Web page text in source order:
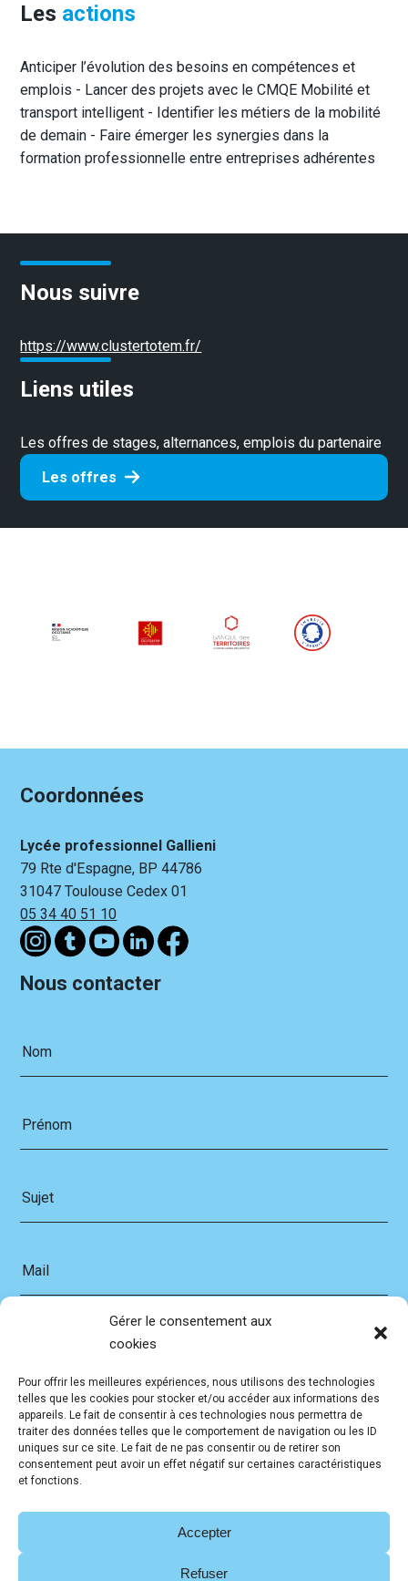
Gérer le consentement aux
cookies
Pour offrir les meilleures expériences, nous utilisons des technologies
telles que les cookies pour stocker et/ou accéder aux informations des
appareils. Le fait de consentir à ces technologies nous permettra de
traiter des données telles que le comportement de navigation ou les ID
uniques sur ce site. Le fait de ne pas consentir ou de retirer son
consentement peut avoir un effet négatif sur certaines caractéristiques
et fonctions.
Accepter
Refuser
Les actions
Anticiper l’évolution des besoins en compétences et
emplois - Lancer des projets avec le CMQE Mobilité et
transport intelligent - Identifier les métiers de la mobilité
de demain - Faire émerger les synergies dans la
formation professionnelle entre entreprises adhérentes
Nous suivre
https://www.clustertotem.fr/
Liens utiles
Les offres de stages, alternances, emplois du partenaire
Les offres
Coordonnées
Lycée professionnel Gallieni
79 Rte d'Espagne, BP 44786
31047 Toulouse Cedex 01
05 34 40 51 10
Nous contacter
Nom
Prénom
Sujet
Mail
En soumettant ce formulaire, j'accepte que les
informations saisies soient exploitées dans le cadre de la
relation commerciale qui peut en découler.